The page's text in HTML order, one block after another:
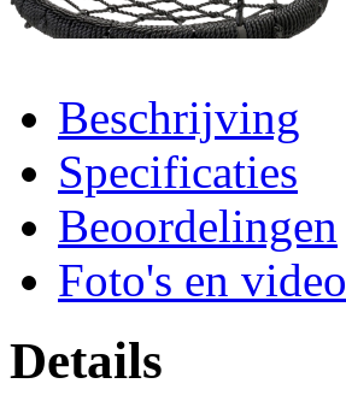
Beschrijving
Specificaties
Beoordelingen
Foto's en video
Details